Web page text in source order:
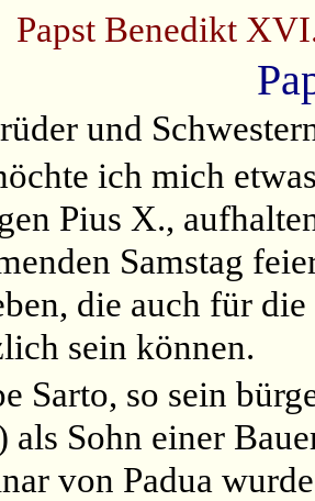
Papst Benedikt
und
ich mich
Pius X.,
Samstag
die auch für
sein können.
Sarto, so sein
als Sohn einer
von Padua